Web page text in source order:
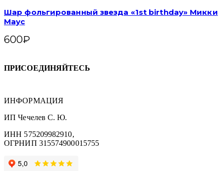
Шар фольгированный звезда «1st birthday» Микки
Маус
600₽
ПРИСОЕДИНЯЙТЕСЬ
ИНФОРМАЦИЯ
ИП Чечелев С. Ю.
ИНН 575209982910,
ОГРНИП 315574900015755